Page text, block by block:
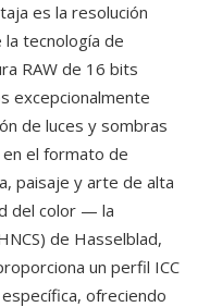
es la resolución
la tecnología de
RAW de 16 bits
excepcionalmente
de luces y sombras
el formato de
paisaje y arte de alta
del color — la
de Hasselblad,
un perfil ICC
ofreciendo